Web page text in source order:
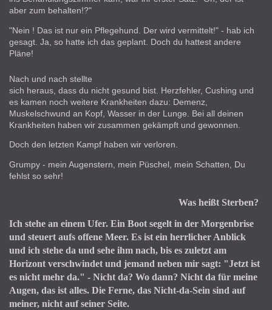
aber zum behalten!?"
"Nein ! Das ist nur ein Pflegehund. Der wird vermittelt!" - hab ich
gesagt. Ja, so hatte ich das geplant. Doch du hattest andere
Pläne!
Nach und nach stellte
sich heraus, dass du nicht gesund bist. Herzfehler, Cushing und
es kamen noch weitere Krankheiten dazu: Demenz,
Muskelschwund an Kopf, Wasser in der Lunge. Bei all deinen
Krankheiten haben wir zusammen gekämpft und gewonnen.
Doch den letzten Kampf haben wir verloren.
Grumpy - mein Augenstern, mein Püschel, mein Schatten, Du
fehlst so sehr!
Was heißt Sterben?
Ich stehe an einem Ufer. Ein Boot segelt in der Morgenbrise
und steuert aufs offene Meer. Es ist ein herrlicher Anblick
und ich stehe da und sehe ihm nach, bis es zuletzt am
Horizont verschwindet und jemand neben mir sagt: "Jetzt ist
es nicht mehr da." - Nicht da? Wo dann? Nicht da für meine
Augen, das ist alles. Die Ferne, das Nicht-da-Sein sind auf
meiner, nicht auf seiner Seite.